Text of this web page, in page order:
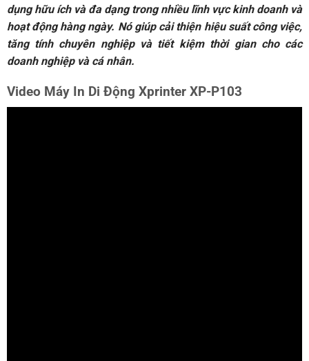
dụng hữu ích và đa dạng trong nhiều lĩnh vực kinh doanh và
hoạt động hàng ngày. Nó giúp cải thiện hiệu suất công việc,
tăng tính chuyên nghiệp và tiết kiệm thời gian cho các
doanh nghiệp và cá nhân.
Video Máy In Di Động Xprinter XP-P103